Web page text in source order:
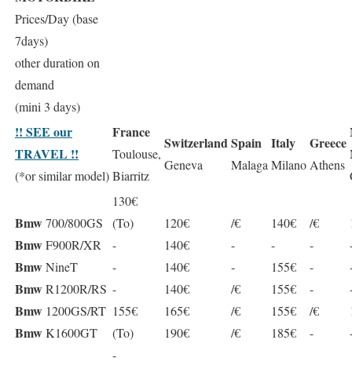
Prices/Day (base
7days)
other duration on
demand
(mini 3 days)
!! SEE our
TRAVEL !!
(*or similar model)
France
Toulouse,
Biarritz
Switzerland
Geneva
Spain
Malaga
Italy
Milano
Greece
Athens
Bmw700/800GS
BmwF900R/XR
BmwNineT
BmwR1200R/RS
Bmw 1200GS/RT
BmwK1600GT
130€
(To)
-
-
-
155€
(To)
-
120€
140€
140€
140€
165€
190€
/€
-
-
/€
/€
/€
140€
-
155€
155€
155€
185€
/€
-
-
-
/€
-